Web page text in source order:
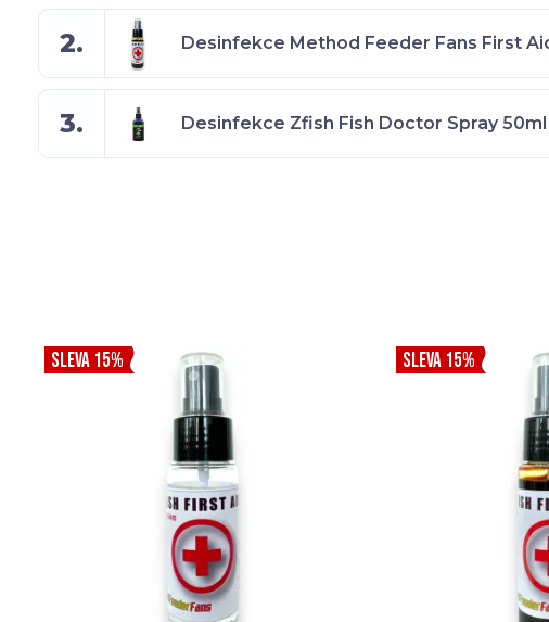
2. Desinfekce Method Feeder Fans First
3. Desinfekce Zfish Fish Doctor Spray 50ml
SLEVA 15% SLEVA 15%